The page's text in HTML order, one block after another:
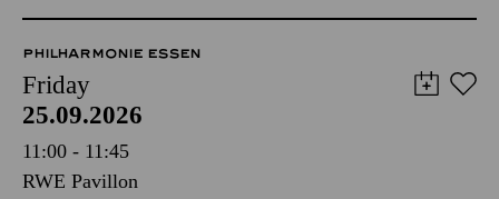
PHILHARMONIE ESSEN
Friday
25.09.2026
11:00 - 11:45
RWE Pavillon